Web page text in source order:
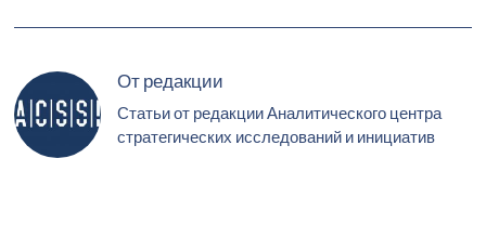
От редакции
Статьи от редакции Аналитического центра
стратегических исследований и инициатив